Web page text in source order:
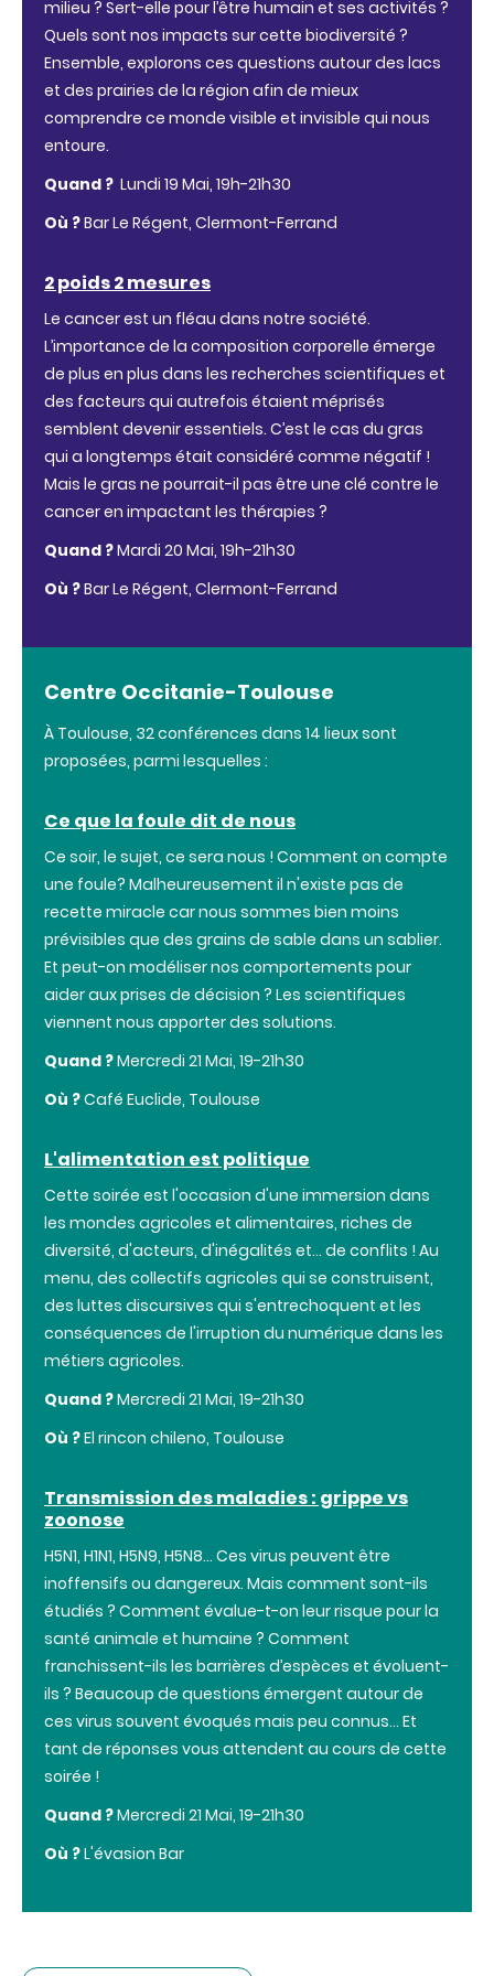
milieu ? Sert-elle pour l’être humain et ses activités ?
Quels sont nos impacts sur cette biodiversité ?
Ensemble, explorons ces questions autour des lacs
et des prairies de la région afin de mieux
comprendre ce monde visible et invisible qui nous
entoure.
Quand ? Lundi 19 Mai, 19h-21h30
Où ?Bar Le Régent, Clermont-Ferrand
2 poids 2 mesures
Le cancer est un fléau dans notre société.
L’importance de la composition corporelle émerge
de plus en plus dans les recherches scientifiques et
des facteurs qui autrefois étaient méprisés
semblent devenir essentiels. C’est le cas du gras
qui a longtemps était considéré comme négatif !
Mais le gras ne pourrait-il pas être une clé contre le
cancer en impactant les thérapies ?
Quand ?Mardi 20 Mai, 19h-21h30
Où ?Bar Le Régent, Clermont-Ferrand
Centre Occitanie-Toulouse
À Toulouse, 32 conférences dans 14 lieux sont
proposées, parmi lesquelles :
Ce que la foule dit de nous
Ce soir, le sujet, ce sera nous ! Comment on compte
une foule? Malheureusement il n'existe pas de
recette miracle car nous sommes bien moins
prévisibles que des grains de sable dans un sablier.
Et peut-on modéliser nos comportements pour
aider aux prises de décision ? Les scientifiques
viennent nous apporter des solutions.
Quand ?Mercredi 21 Mai, 19-21h30
Où ?Café Euclide, Toulouse
L'alimentation est politique
Cette soirée est l'occasion d'une immersion dans
les mondes agricoles et alimentaires, riches de
diversité, d'acteurs, d'inégalités et... de conflits ! Au
menu, des collectifs agricoles qui se construisent,
des luttes discursives qui s'entrechoquent et les
conséquences de l'irruption du numérique dans les
métiers agricoles.
Quand ?Mercredi 21 Mai, 19-21h30
Où ?El rincon chileno, Toulouse
Transmission des maladies : grippe vs
zoonose
H5N1, H1N1, H5N9, H5N8… Ces virus peuvent être
inoffensifs ou dangereux. Mais comment sont-ils
étudiés ? Comment évalue-t-on leur risque pour la
santé animale et humaine ? Comment
franchissent-ils les barrières d’espèces et évoluent-
ils ? Beaucoup de questions émergent autour de
ces virus souvent évoqués mais peu connus… Et
tant de réponses vous attendent au cours de cette
soirée !
Quand ?Mercredi 21 Mai, 19-21h30
Où ?L'évasion Bar